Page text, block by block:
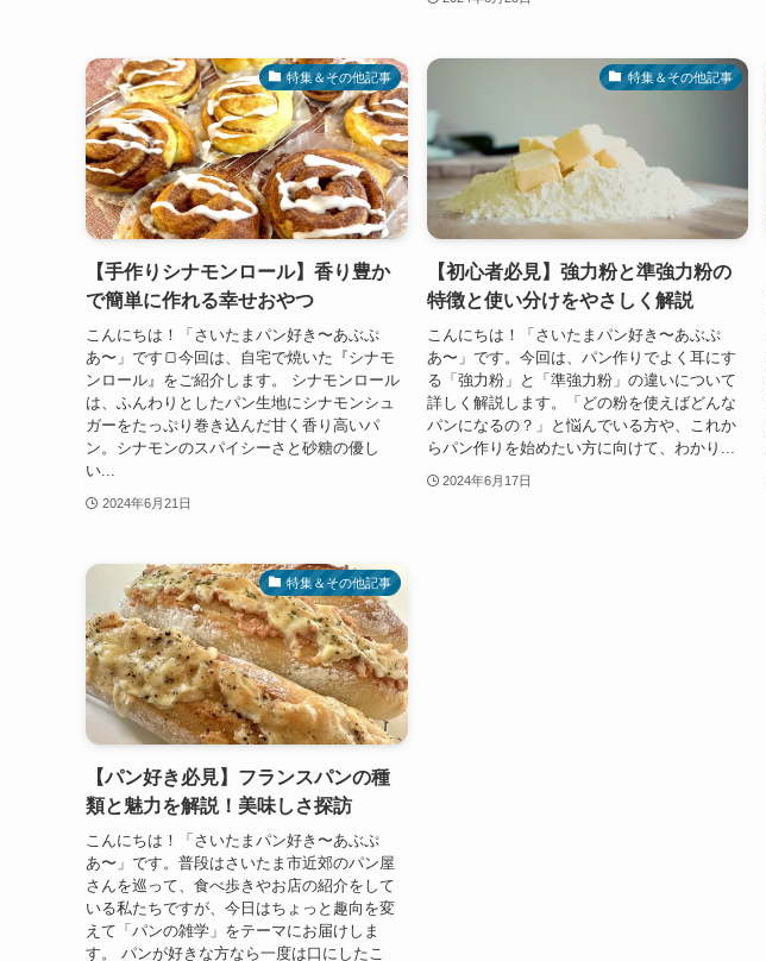
特集＆その他記事
【手作りシナモンロール】香り豊か
で簡単に作れる幸せおやつ
こんにちは！「さいたまパン好き〜あぶぷ
あ〜」です🍞今回は、自宅で焼いた『シナモ
ンロール』をご紹介します。 シナモンロール
は、ふんわりとしたパン生地にシナモンシュ
ガーをたっぷり巻き込んだ甘く香り高いパ
ン。シナモンのスパイシーさと砂糖の優し
い...
2024年6月21日
特集＆その他記事
【初心者必見】強力粉と準強力粉の
特徴と使い分けをやさしく解説
こんにちは！「さいたまパン好き〜あぶぷ
あ〜」です。今回は、パン作りでよく耳にす
る「強力粉」と「準強力粉」の違いについて
詳しく解説します。「どの粉を使えばどんな
パンになるの？」と悩んでいる方や、これか
らパン作りを始めたい方に向けて、わかり...
2024年6月17日
特集＆その他記事
【パン好き必見】フランスパンの種
類と魅力を解説！美味しさ探訪
こんにちは！「さいたまパン好き〜あぶぷ
あ〜」です。普段はさいたま市近郊のパン屋
さんを巡って、食べ歩きやお店の紹介をして
いる私たちですが、今日はちょっと趣向を変
えて「パンの雑学」をテーマにお届けしま
す。 パンが好きな方なら一度は口にしたこ